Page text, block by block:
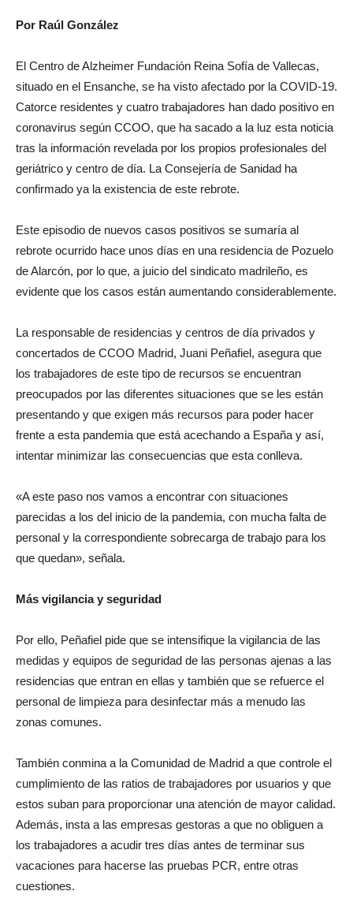
Por Raúl González
El Centro de Alzheimer Fundación Reina Sofía de Vallecas,
situado en el Ensanche, se ha visto afectado por la COVID-19.
Catorce residentes y cuatro trabajadores han dado positivo en
coronavirus según CCOO, que ha sacado a la luz esta noticia
tras la información revelada por los propios profesionales del
geriátrico y centro de día. La Consejería de Sanidad ha
confirmado ya la existencia de este rebrote.
Este episodio de nuevos casos positivos se sumaría al
rebrote ocurrido hace unos días en una residencia de Pozuelo
de Alarcón, por lo que, a juicio del sindicato madrileño, es
evidente que los casos están aumentando considerablemente.
La responsable de residencias y centros de día privados y
concertados de CCOO Madrid, Juani Peñafiel, asegura que
los trabajadores de este tipo de recursos se encuentran
preocupados por las diferentes situaciones que se les están
presentando y que exigen más recursos para poder hacer
frente a esta pandemia que está acechando a España y así,
intentar minimizar las consecuencias que esta conlleva.
«A este paso nos vamos a encontrar con situaciones
parecidas a los del inicio de la pandemia, con mucha falta de
personal y la correspondiente sobrecarga de trabajo para los
que quedan», señala.
Más vigilancia y seguridad
Por ello, Peñafiel pide que se intensifique la vigilancia de las
medidas y equipos de seguridad de las personas ajenas a las
residencias que entran en ellas y también que se refuerce el
personal de limpieza para desinfectar más a menudo las
zonas comunes.
También conmina a la Comunidad de Madrid a que controle el
cumplimiento de las ratios de trabajadores por usuarios y que
estos suban para proporcionar una atención de mayor calidad.
Además, insta a las empresas gestoras a que no obliguen a
los trabajadores a acudir tres días antes de terminar sus
vacaciones para hacerse las pruebas PCR, entre otras
cuestiones.